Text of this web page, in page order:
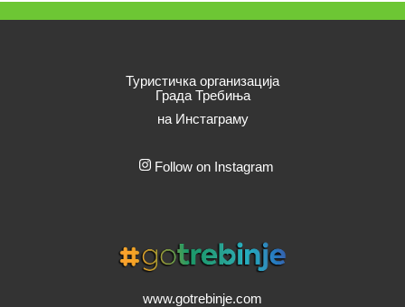
Туристичка организација
Града Требиња
на Инстаграму
Follow on Instagram
www.gotrebinje.com